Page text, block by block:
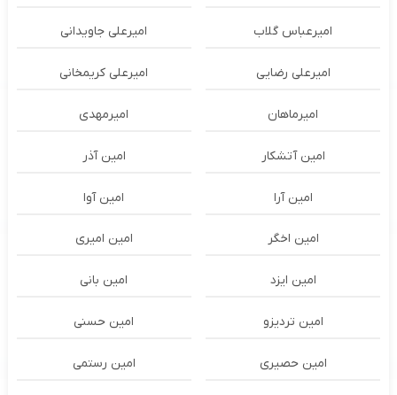
امیرعباس گلاب امیرعلی جاویدانی
امیرعلی رضایی امیرعلی کریمخانی
امیرماهان امیرمهدی
امین آتشکار امین آذر
امین آرا امین آوا
امین اخگر امین امیری
امین ایزد امین بانی
امین تردیزو امین حسنی
امین حصیری امین رستمی